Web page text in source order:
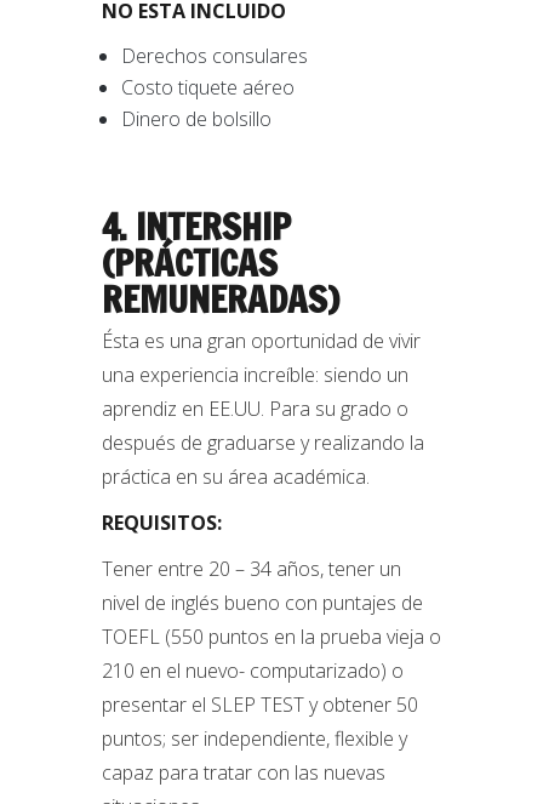
NO ESTA INCLUIDO
Derechos consulares
Costo tiquete aéreo
Dinero de bolsillo
4. INTERSHIP
(PRÁCTICAS
REMUNERADAS)
Ésta es una gran oportunidad de vivir
una experiencia increíble: siendo un
aprendiz en EE.UU. Para su grado o
después de graduarse y realizando la
práctica en su área académica.
REQUISITOS:
Tener entre 20 – 34 años, tener un
nivel de inglés bueno con puntajes de
TOEFL (550 puntos en la prueba vieja o
210 en el nuevo- computarizado) o
presentar el SLEP TEST y obtener 50
puntos; ser independiente, flexible y
capaz para tratar con las nuevas